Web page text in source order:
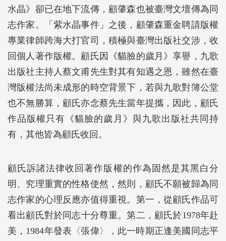
水晶》卻已在地下流傳，顧肇森也被臺灣文壇傳為同
志作家。「紫水晶事件」之後，顧肇森重金聘請版權
專業律師跨海大打官司，積極與臺灣出版社交涉，收
回個人著作版權。顧氏因《貓臉的歲月》享譽，九歌
出版社主持人蔡文甫先生對其有知遇之恩，雖然在臺
灣版權法尚未成形的時空背景下，若與九歌對簿公堂
也不無勝算，顧氏亦念蔡先生當年提攜，因此，顧氏
作品版權只有《貓臉的歲月》與九歌出版社共同持
有，其他皆為顧氏收回。
顧氏訴諸法律收回著作版權的作為固然是其黑白分
明、究理重實的性格使然，然則，顧氏不願被歸為同
志作家的心理反應亦值得重視。第一，從顧氏作品可
看出顧氏對於同志十分尊重。第二，顧氏於1978年赴
美，1984年發表〈張偉〉，此一時期正逢美國同志平